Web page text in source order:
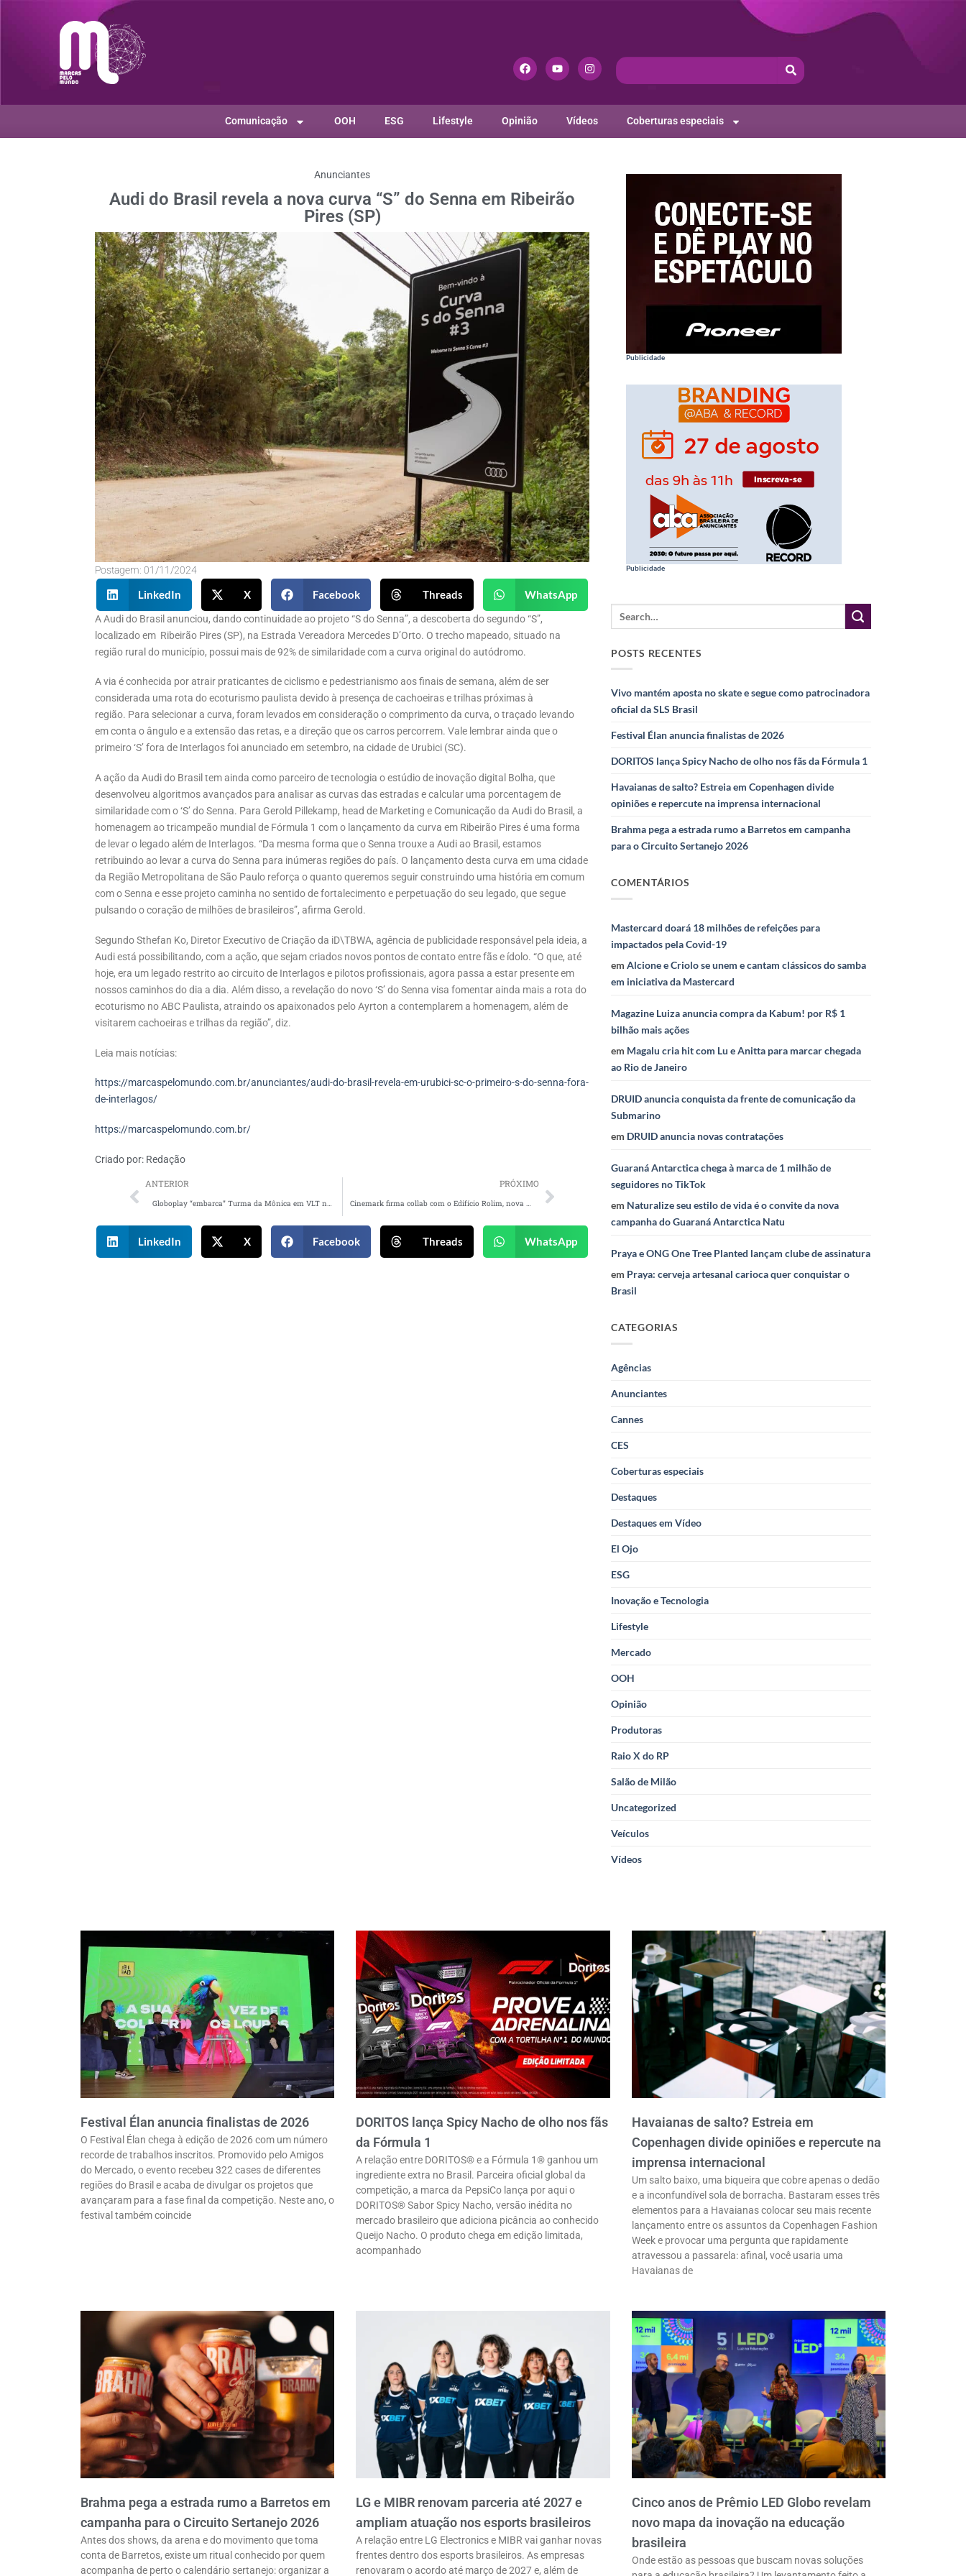
Comunicação OOH ESG Lifestyle Opinião Vídeos Coberturas especiais
Anunciantes
Audi do Brasil revela a nova curva “S” do Senna em Ribeirão
Pires (SP)
Postagem: 01/11/2024
LinkedIn X Facebook Threads WhatsApp
A Audi do Brasil anunciou, dando continuidade ao projeto “S do Senna”, a descoberta do segundo “S”,
localizado em Ribeirão Pires (SP), na Estrada Vereadora Mercedes D’Orto. O trecho mapeado, situado na
região rural do município, possui mais de 92% de similaridade com a curva original do autódromo.
A via é conhecida por atrair praticantes de ciclismo e pedestrianismo aos finais de semana, além de ser
considerada uma rota do ecoturismo paulista devido à presença de cachoeiras e trilhas próximas à
região. Para selecionar a curva, foram levados em consideração o comprimento da curva, o traçado levando
em conta o ângulo e a extensão das retas, e a direção que os carros percorrem. Vale lembrar ainda que o
primeiro ‘S’ fora de Interlagos foi anunciado em setembro, na cidade de Urubici (SC).
A ação da Audi do Brasil tem ainda como parceiro de tecnologia o estúdio de inovação digital Bolha, que
desenvolveu algoritmos avançados para analisar as curvas das estradas e calcular uma porcentagem de
similaridade com o ‘S’ do Senna. Para Gerold Pillekamp, head de Marketing e Comunicação da Audi do Brasil, a
homenagem ao tricampeão mundial de Fórmula 1 com o lançamento da curva em Ribeirão Pires é uma forma
de levar o legado além de Interlagos. “Da mesma forma que o Senna trouxe a Audi ao Brasil, estamos
retribuindo ao levar a curva do Senna para inúmeras regiões do país. O lançamento desta curva em uma cidade
da Região Metropolitana de São Paulo reforça o quanto queremos seguir construindo uma história em comum
com o Senna e esse projeto caminha no sentido de fortalecimento e perpetuação do seu legado, que segue
pulsando o coração de milhões de brasileiros”, afirma Gerold.
Segundo Sthefan Ko, Diretor Executivo de Criação da iD\TBWA, agência de publicidade responsável pela ideia, a
Audi está possibilitando, com a ação, que sejam criados novos pontos de contato entre fãs e ídolo. “O que, até
hoje, era um legado restrito ao circuito de Interlagos e pilotos profissionais, agora passa a estar presente em
nossos caminhos do dia a dia. Além disso, a revelação do novo ‘S’ do Senna visa fomentar ainda mais a rota do
ecoturismo no ABC Paulista, atraindo os apaixonados pelo Ayrton a contemplarem a homenagem, além de
visitarem cachoeiras e trilhas da região”, diz.
Leia mais notícias:
https://marcaspelomundo.com.br/anunciantes/audi-do-brasil-revela-em-urubici-sc-o-primeiro-s-do-senna-fora-
de-interlagos/
https://marcaspelomundo.com.br/
Criado por: Redação
ANTERIOR PRÓXIMO
LinkedIn X Facebook Threads WhatsApp
Publicidade
Publicidade
POSTS RECENTES
Vivo mantém aposta no skate e segue como patrocinadora
oficial da SLS Brasil
Festival Élan anuncia finalistas de 2026
DORITOS lança Spicy Nacho de olho nos fãs da Fórmula 1
Havaianas de salto? Estreia em Copenhagen divide
opiniões e repercute na imprensa internacional
Brahma pega a estrada rumo a Barretos em campanha
para o Circuito Sertanejo 2026
COMENTÁRIOS
Mastercard doará 18 milhões de refeições para
impactados pela Covid-19
emAlcione e Criolo se unem e cantam clássicos do samba
em iniciativa da Mastercard
Magazine Luiza anuncia compra da Kabum! por R$ 1
bilhão mais ações
em Magalu cria hit com Lu e Anitta para marcar chegada
ao Rio de Janeiro
DRUID anuncia conquista da frente de comunicação da
Submarino
em DRUID anuncia novas contratações
Guaraná Antarctica chega à marca de 1 milhão de
seguidores no TikTok
em Naturalize seu estilo de vida é o convite da nova
campanha do Guaraná Antarctica Natu
Praya e ONG One Tree Planted lançam clube de assinatura
em Praya: cerveja artesanal carioca quer conquistar o
Brasil
CATEGORIAS
Agências
Anunciantes
Cannes
CES
Coberturas especiais
Destaques
Destaques em Vídeo
El Ojo
ESG
Inovação e Tecnologia
Lifestyle
Mercado
OOH
Opinião
Produtoras
Raio X do RP
Salão de Milão
Uncategorized
Veículos
Vídeos
Festival Élan anuncia finalistas de 2026
O Festival Élan chega à edição de 2026 com um número
recorde de trabalhos inscritos. Promovido pelo Amigos
do Mercado, o evento recebeu 322 cases de diferentes
regiões do Brasil e acaba de divulgar os projetos que
avançaram para a fase final da competição. Neste ano, o
festival também coincide
DORITOS lança Spicy Nacho de olho nos fãs
da Fórmula 1
A relação entre DORITOS® e a Fórmula 1® ganhou um
ingrediente extra no Brasil. Parceira oficial global da
competição, a marca da PepsiCo lança por aqui o
DORITOS® Sabor Spicy Nacho, versão inédita no
mercado brasileiro que adiciona picância ao conhecido
Queijo Nacho. O produto chega em edição limitada,
acompanhado
Havaianas de salto? Estreia em
Copenhagen divide opiniões e repercute na
imprensa internacional
Um salto baixo, uma biqueira que cobre apenas o dedão
e a inconfundível sola de borracha. Bastaram esses três
elementos para a Havaianas colocar seu mais recente
lançamento entre os assuntos da Copenhagen Fashion
Week e provocar uma pergunta que rapidamente
atravessou a passarela: afinal, você usaria uma
Havaianas de
Brahma pega a estrada rumo a Barretos em
campanha para o Circuito Sertanejo 2026
Antes dos shows, da arena e do movimento que toma
conta de Barretos, existe um ritual conhecido por quem
acompanha de perto o calendário sertanejo: organizar a
LG e MIBR renovam parceria até 2027 e
ampliam atuação nos esports brasileiros
A relação entre LG Electronics e MIBR vai ganhar novas
frentes dentro dos esports brasileiros. As empresas
renovaram o acordo até março de 2027 e, além de
Cinco anos de Prêmio LED Globo revelam
novo mapa da inovação na educação
brasileira
Onde estão as pessoas que buscam novas soluções